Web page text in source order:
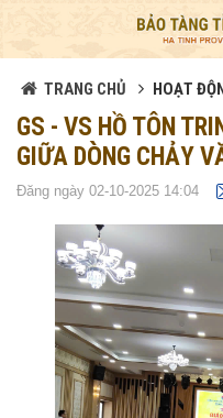
TRANG CHỦ HOẠT
GS - VS HỒ TÔN
GIỮA DÒNG CHẢY
Đăng ngày 02-10-2025 14:04
Đã kết nối EMC